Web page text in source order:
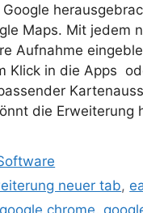
Maps. Mit jedem
Aufnahme
Klick in die Apps
die Erweiterung
neuer tab,
google chrome,